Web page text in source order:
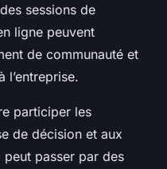
sessions de
ligne peuvent
de communauté et
l’entreprise.
participer les
de décision et aux
peut passer par des